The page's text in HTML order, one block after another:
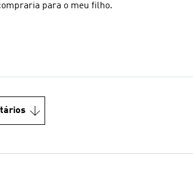
para o meu filho.